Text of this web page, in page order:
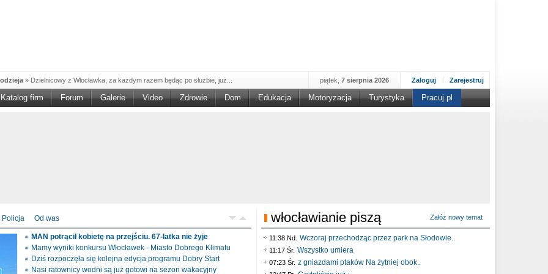
» Dzielnicowy z Włocławka, za każdym razem będąc po służbie, już...
w NGO'»Ruszył nabór w konkursie „Wsparcie Organizacji Wolontariatu w NGO –
» Od czerwca rozpoczął się nowy okres świadczeniowy 800 plus, który
» Policjanci ruchu drogowego przeprowadzili na drogach Włocławka i
Zaloguj Zarejestruj
piątek, 7 sierpnia 2026
Katalog firm Forum Galerie Video Zdrowie Dom Edukacja Motoryzacja Turystyka Pracuj.pl
Policja Od was
MAN potrącił kobietę na przejściu. 67-latka nie żyje
Mamy wyniki konkursu Włocławek - Miasto Dobrego Klimatu
Dziś rozpoczęła się kolejna edycja programu Dobry Start
Nasi ratownicy wodni są już gotowi na sezon wakacyjny
włocławianie piszą Załóż nowy temat
11:38 Nd. Wczoraj przechodząc przez park na Słodowie..
11:17 Śr. Wszystko umiera
07:23 Śr. z gniazdami ptaków Na żytniej obok..